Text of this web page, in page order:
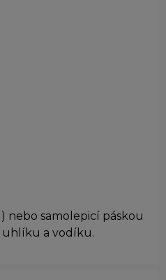
nebo samolepicí páskou
uhlíku a vodíku.